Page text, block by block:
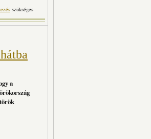
a kínai játszmában
szükséges
a